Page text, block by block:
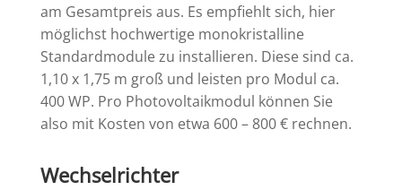
am Gesamtpreis aus. Es empfiehlt sich, hier
möglichst hochwertige monokristalline
Standardmodule zu installieren. Diese sind ca.
1,10 x 1,75 m groß und leisten pro Modul ca.
400 WP. Pro Photovoltaikmodul können Sie
also mit Kosten von etwa 600 – 800 € rechnen.
Wechselrichter